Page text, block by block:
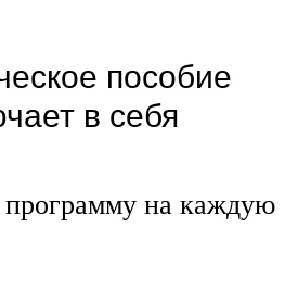
пособие
в себя
программу на каждую